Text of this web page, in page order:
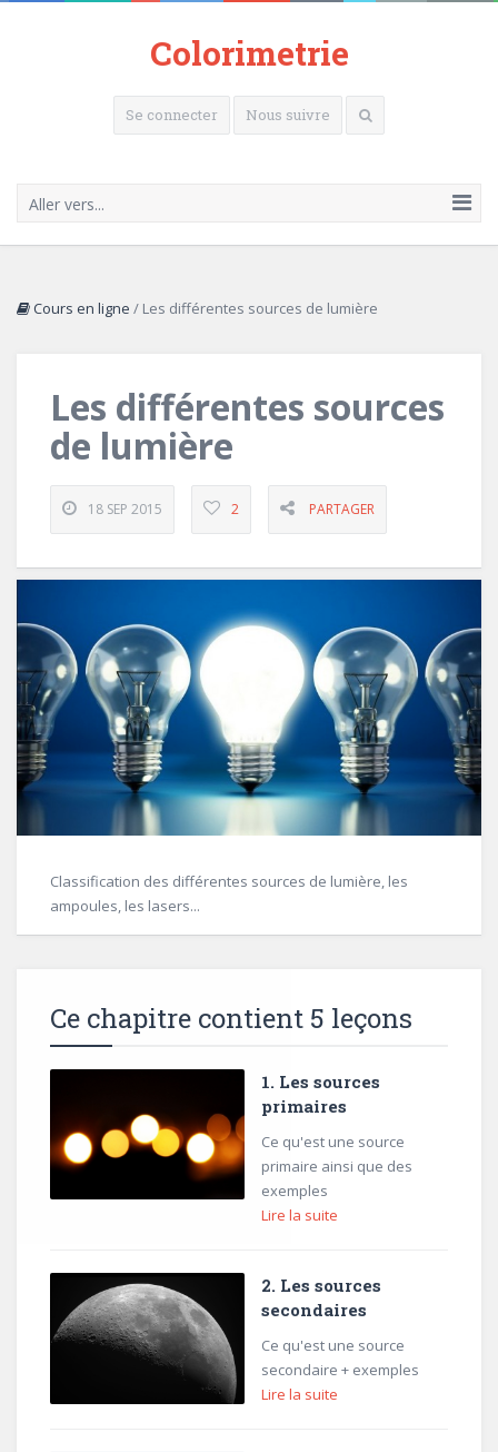
Colorimetrie
Se connecter Nous suivre
Aller vers...
Cours en ligne / Les différentes sources de lumière
Les différentes sources
de lumière
18 SEP 2015 2 PARTAGER
Classification des différentes sources de lumière, les
ampoules, les lasers...
Ce chapitre contient 5 leçons
1. Les sources
primaires
Ce qu'est une source
primaire ainsi que des
exemples
Lire la suite
2. Les sources
secondaires
Ce qu'est une source
secondaire + exemples
Lire la suite